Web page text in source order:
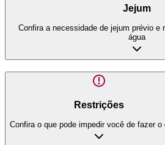
Jejum
Confira a necessidade de jejum prévio e
água
Restrições
Confira o que pode impedir você de fazer o